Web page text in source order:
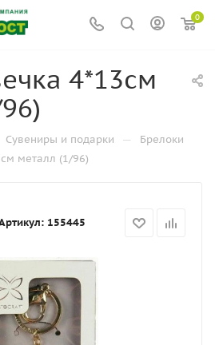
0
4*13см
Сувениры и подарки — Брелоки
металл (1/96)
155445